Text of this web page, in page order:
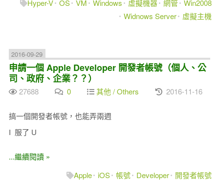
Hyper-V OS VM Windows 虛擬機器 網管 Win2008
Widnows Server
虛擬主機
2016-09-29
申請一個 Apple Developer 開發者帳號（個人、公
司、政府、企業？？）
27688 0 其他 / Others 2016-11-16
搞一個開發者帳號，也能弄兩週
I 服了 U
...繼續閱讀 »
Apple
iOS 帳號 Developer 開發者帳號